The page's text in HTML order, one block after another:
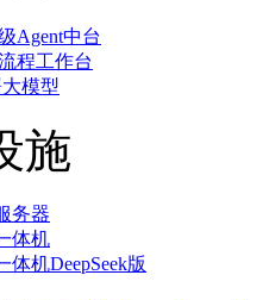
Agent中台
程工作台
模型
施
务器
体机
机DeepSeek版